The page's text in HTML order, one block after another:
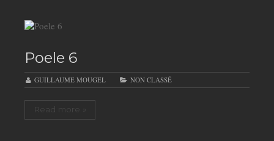
Poele 6
GUILLAUME MOUGEL NON CLASSÉ
Read more »